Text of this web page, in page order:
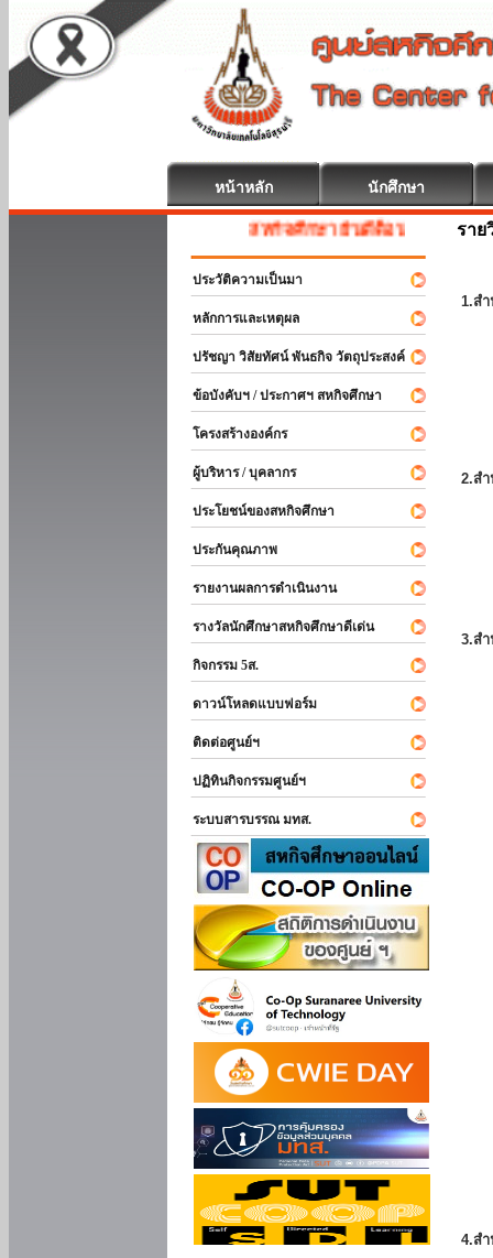
หน้าหลัก นักศึกษา
สหกิจศึกษา ยินดีต้อนรับ
ประวัติความเป็นมา
หลักการและเหตุผล
ปรัชญา วิสัยทัศน์ พันธกิจ วัตถุประสงค์
ข้อบังคับฯ / ประกาศฯ สหกิจศึกษา
โครงสร้างองค์กร
ผู้บริหาร / บุคลากร
ประโยชน์ของสหกิจศึกษา
ประกันคุณภาพ
รายงานผลการดำเนินงาน
รางวัลนักศึกษาสหกิจศึกษาดีเด่น
กิจกรรม 5ส.
ดาวน์โหลดแบบฟอร์ม
ติดต่อศูนย์ฯ
ปฏิทินกิจกรรมศูนย์ฯ
ระบบสารบรรณ มทส.
ราย
1.ส
2.ส
3.ส
4.ส